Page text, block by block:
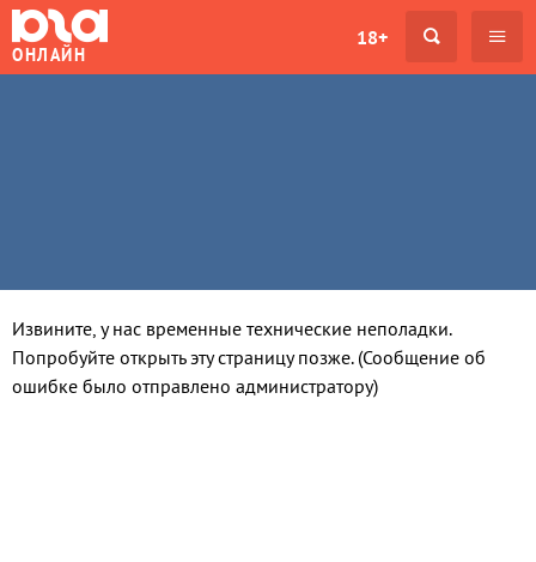
ОНЛАЙН
18+
Извините, у нас временные технические неполадки.
Попробуйте открыть эту страницу позже. (Сообщение об
ошибке было отправлено администратору)